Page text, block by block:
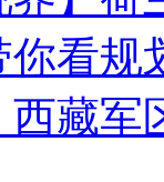
你看规
西藏军